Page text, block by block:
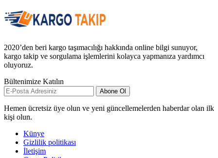
2020’den beri kargo taşımacılığı hakkında online bilgi sunuyor,
kargo takip ve sorgulama işlemlerini kolayca yapmanıza yardımcı
oluyoruz.
Bültenimize Katılın
Abone Ol
Hemen ücretsiz üye olun ve yeni güncellemelerden haberdar olan ilk
kişi olun.
Künye
Gizlilik politikası
İletişim